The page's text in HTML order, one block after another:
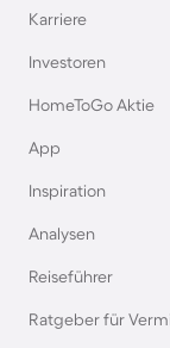
Ferienhäuser
Ferienhäuser
Ferienhäuser
Karriere
Investoren
HomeToGo Aktie
App
Inspiration
Analysen
Reiseführer
Ratgeber für